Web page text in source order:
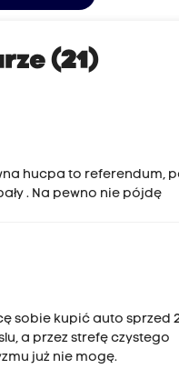
(21)
hucpa to referendum,
. Na pewno nie pójdę
sobie kupić auto sprzed
a przez strefę czystego
już nie mogę.